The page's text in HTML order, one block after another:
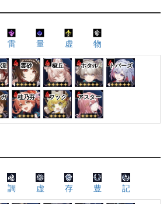
雷 量 虚 物
霊砂 椒丘 ホタル トパーズ
桂乃芬 フック アスター
調 虚 存 豊 記